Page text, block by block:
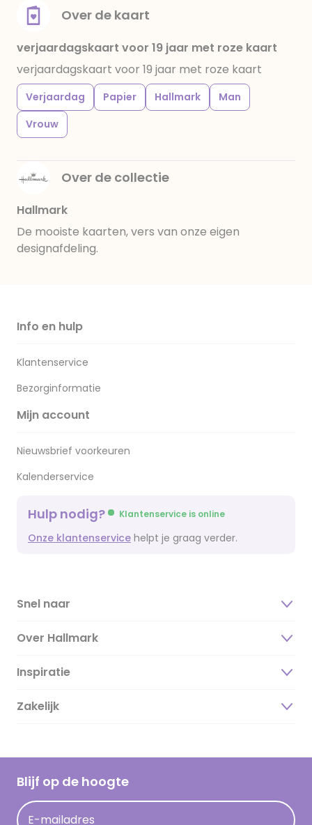
Over de kaart
verjaardagskaart voor 19 jaar met roze kaart
verjaardagskaart voor 19 jaar met roze kaart
Verjaardag Papier Hallmark
Man
Vrouw
Over de collectie
Hallmark
De mooiste kaarten, vers van onze eigen
designafdeling.
Info en hulp
Klantenservice
Bezorginformatie
Mijn account
Nieuwsbrief voorkeuren
Kalenderservice
Hulp nodig? Klantenservice is online
Onze klantenservice helpt je graag verder.
Snel naar
Over Hallmark
Over ons
Duurzaamheid
Hallmark Kaartclub
Acties
Inspiratie
Magazine
Cadeau inspiratie
Kaartinspiratie
Zakelijk
Blijf op de hoogte
E-mailadres